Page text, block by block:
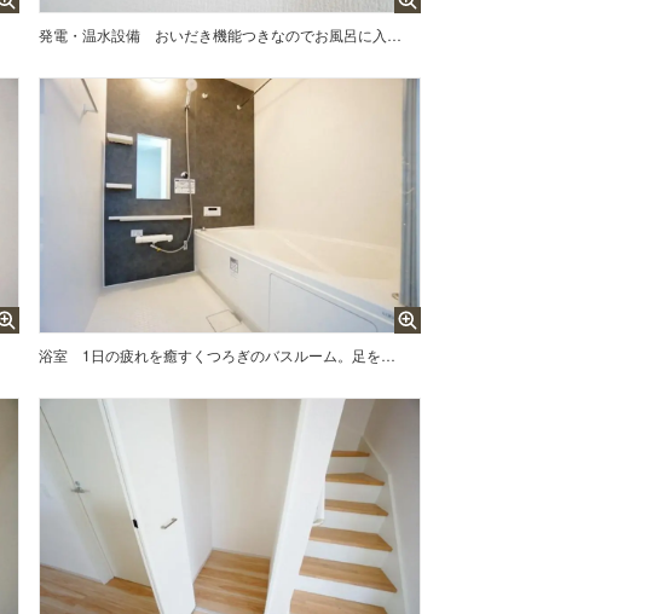
発電・温水設備 おいだき機能つきなのでお風呂に入る時間が異なるご家庭には嬉しいですね。ボタン一つで快適で便利な生活が＾＾
浴室 1日の疲れを癒すくつろぎのバスルーム。足を伸ばしてもゆったりと入れるサイズです。お子様と一緒にお風呂に入っても狭くないですね＾＾